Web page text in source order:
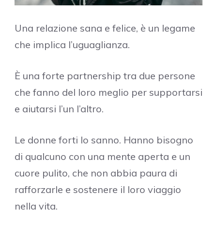
Una relazione sana e felice, è un legame
che implica l’uguaglianza.
È una forte partnership tra due persone
che fanno del loro meglio per supportarsi
e aiutarsi l’un l’altro.
Le donne forti lo sanno. Hanno bisogno
di qualcuno con una mente aperta e un
cuore pulito, che non abbia paura di
rafforzarle e sostenere il loro viaggio
nella vita.